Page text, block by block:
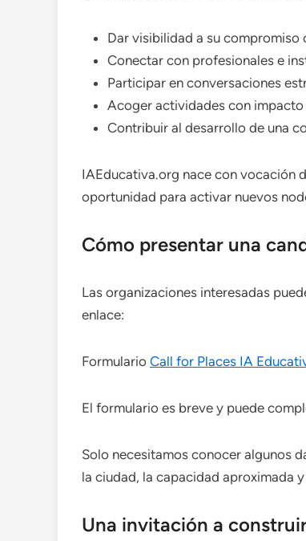
Dar visibilidad a su compromiso
Conectar con profesionales e
Participar en conversaciones
Acoger actividades con
Contribuir al desarrollo de una
IAEducativa.org nace con vocación
oportunidad para activar nuevos
Cómo presentar una
Las organizaciones interesadas
enlace:
Formulario Call for Places IA
El formulario es breve y puede
Solo necesitamos conocer algunos
la ciudad, la capacidad aproximada
Una invitación a